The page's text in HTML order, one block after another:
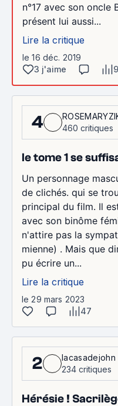
n°17 avec son oncle
présent lui aussi...
Lire la critique
le 16 déc. 2019
3 j'aime
4
460 critiques
le tome 1 se
Un personnage
de clichés. qui se
principal du film. Il
avec son binôme
n'attire pas la
mienne) . Mais que
pu écrire un...
Lire la critique
le 29 mars 2023
47
2
lacasadejohn
234 critiques
Hérésie !